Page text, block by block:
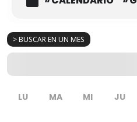
> BUSCAR EN UN MES
LU MA MI JU